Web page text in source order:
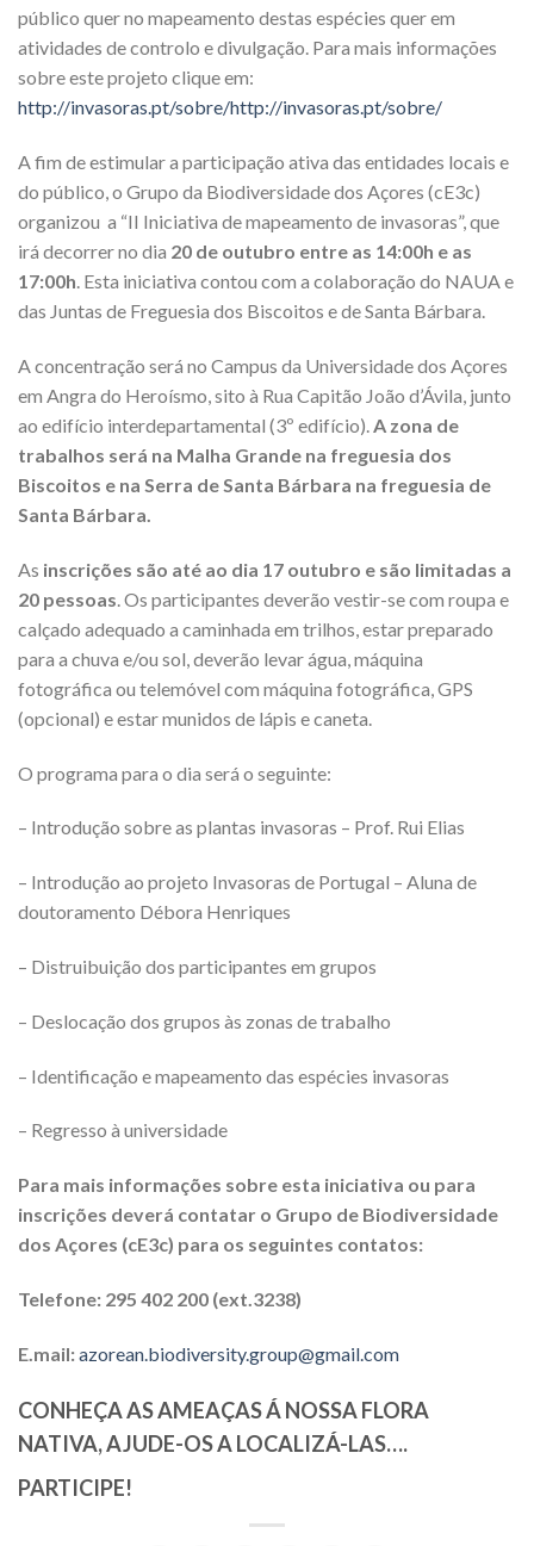
público quer no mapeamento destas espécies quer em
atividades de controlo e divulgação. Para mais informações
sobre este projeto clique em:
http://invasoras.pt/sobre/http://invasoras.pt/sobre/
A fim de estimular a participação ativa das entidades locais e
do público, o Grupo da Biodiversidade dos Açores (cE3c)
organizou a “II Iniciativa de mapeamento de invasoras”, que
irá decorrer no dia 20 de outubro entre as 14:00h e as
17:00h. Esta iniciativa contou com a colaboração do NAUA e
das Juntas de Freguesia dos Biscoitos e de Santa Bárbara.
A concentração será no Campus da Universidade dos Açores
em Angra do Heroísmo, sito à Rua Capitão João d’Ávila, junto
ao edifício interdepartamental (3º edifício).A zona de
trabalhos será na Malha Grande na freguesia dos
Biscoitos e na Serra de Santa Bárbara na freguesia de
Santa Bárbara.
As inscrições são até ao dia 17 outubro e são limitadas a
20 pessoas . Os participantes deverão vestir-se com roupa e
calçado adequado a caminhada em trilhos, estar preparado
para a chuva e/ou sol, deverão levar água, máquina
fotográfica ou telemóvel com máquina fotográfica, GPS
(opcional) e estar munidos de lápis e caneta.
O programa para o dia será o seguinte:
– Introdução sobre as plantas invasoras – Prof. Rui Elias
– Introdução ao projeto Invasoras de Portugal – Aluna de
doutoramento Débora Henriques
– Distruibuição dos participantes em grupos
– Deslocação dos grupos às zonas de trabalho
– Identificação e mapeamento das espécies invasoras
– Regresso à universidade
Para mais informações sobre esta iniciativa ou para
inscrições deverá contatar o Grupo de Biodiversidade
dos Açores (cE3c) para os seguintes contatos:
Telefone: 295 402 200 (ext.3238)
E.mail:azorean.biodiversity.group@gmail.com
CONHEÇA AS AMEAÇAS Á NOSSA FLORA
NATIVA, AJUDE-OS A LOCALIZÁ-LAS….
PARTICIPE!